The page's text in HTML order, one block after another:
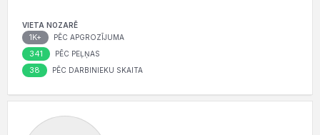
VIETA NOZARĒ
1K+ PĒC APGROZĪJUMA
341 PĒC PEĻŅAS
38 PĒC DARBINIEKU SKAITA